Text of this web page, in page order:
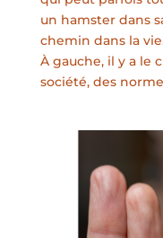
un hamster dans
chemin dans la
À gauche, il y a le
société, des